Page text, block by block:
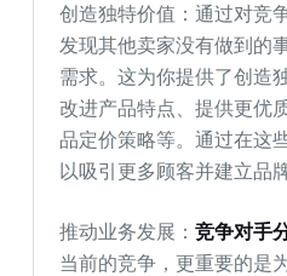
创造独特价值：通过对竞
发现其他卖家没有做到的
需求。这为你提供了创造
改进产品特点、提供更优
品定价策略等。通过在这
以吸引更多顾客并建立品
推动业务发展：竞争对手
当前的竞争，更重要的是